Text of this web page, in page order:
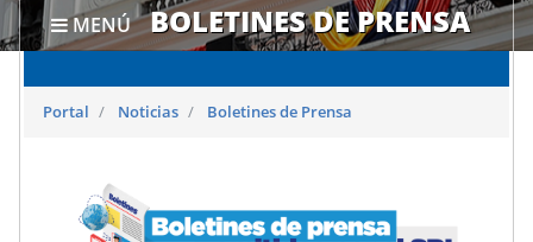
MENÚ BOLETINES DE PRENSA
Portal Noticias Boletines de Prensa